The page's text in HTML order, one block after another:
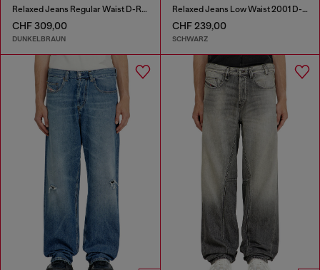
Relaxed Jeans Regular Waist D-Roder
CHF 309,00
DUNKELBRAUN
Relaxed Jeans Low Waist 2001 D-Macro
CHF 239,00
SCHWARZ